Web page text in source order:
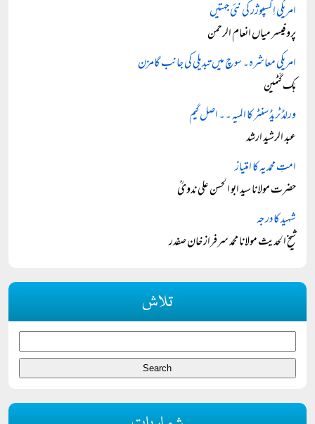
امریکی اِکسپوژر کی نئی جہتیں
پروفیسر میاں انعام الرحمن
امریکی معاشرہ۔ سوچ میں تبدیلی کی جانب گامزن
ہَک گَٹمین
ورلڈ ٹریڈ سنٹر کا المیہ ۔۔ اصل گیم
عبد الرشید ارشد
امتِ محمدیہ کا امتیاز
حضرت مولانا سید ابو الحسن علی ندویؒ
شہید کا درجہ
شیخ الحدیث مولانا محمد سرفراز خان صفدر
تلاش